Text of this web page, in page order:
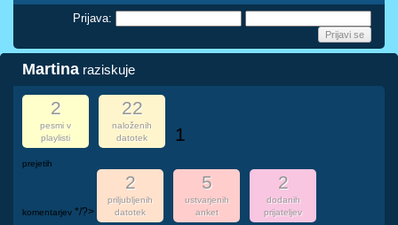
Prijava:
Martina raziskuje
2
pesmi v
playlisti
22
naloženih
datotek
1
prejetih
komentarjev */?>
2
priljubljenih
datotek
5
ustvarjenih
anket
2
dodanih
prijateljev